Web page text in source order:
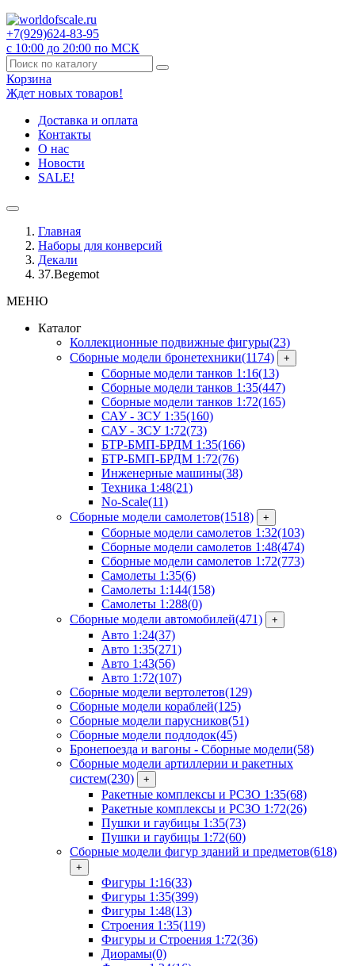
+7(929)624-83-95
с 10:00 до 20:00 по МСК
Корзина
Ждет новых товаров!
Доставка и оплата
Контакты
О нас
Новости
SALE!
Главная
Наборы для конверсий
Декали
37.Begemot
МЕНЮ
Каталог
Коллекционные подвижные фигуры(23)
Сборные модели бронетехники(1174) +
Сборные модели танков 1:16(13)
Сборные модели танков 1:35(447)
Сборные модели танков 1:72(165)
САУ - ЗСУ 1:35(160)
САУ - ЗСУ 1:72(73)
БТР-БМП-БРДМ 1:35(166)
БТР-БМП-БРДМ 1:72(76)
Инженерные машины(38)
Техника 1:48(21)
No-Scale(11)
Сборные модели самолетов(1518) +
Сборные модели самолетов 1:32(103)
Сборные модели самолетов 1:48(474)
Сборные модели самолетов 1:72(773)
Самолеты 1:35(6)
Самолеты 1:144(158)
Самолеты 1:288(0)
Сборные модели автомобилей(471) +
Авто 1:24(37)
Авто 1:35(271)
Авто 1:43(56)
Авто 1:72(107)
Сборные модели вертолетов(129)
Сборные модели кораблей(125)
Сборные модели парусников(51)
Сборные модели подлодок(45)
Бронепоезда и вагоны - Сборные модели(58)
Сборные модели артиллерии и ракетных
систем(230) +
Ракетные комплексы и РСЗО 1:35(68)
Ракетные комплексы и РСЗО 1:72(26)
Пушки и гаубицы 1:35(73)
Пушки и гаубицы 1:72(60)
Сборные модели фигур зданий и предметов(618)
+
Фигуры 1:16(33)
Фигуры 1:35(399)
Фигуры 1:48(13)
Строения 1:35(119)
Фигуры и Строения 1:72(36)
Диорамы(0)